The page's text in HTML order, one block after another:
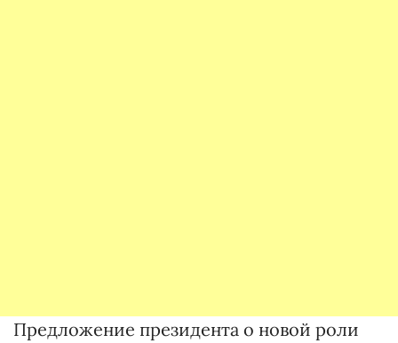
Предложение президента о новой роли